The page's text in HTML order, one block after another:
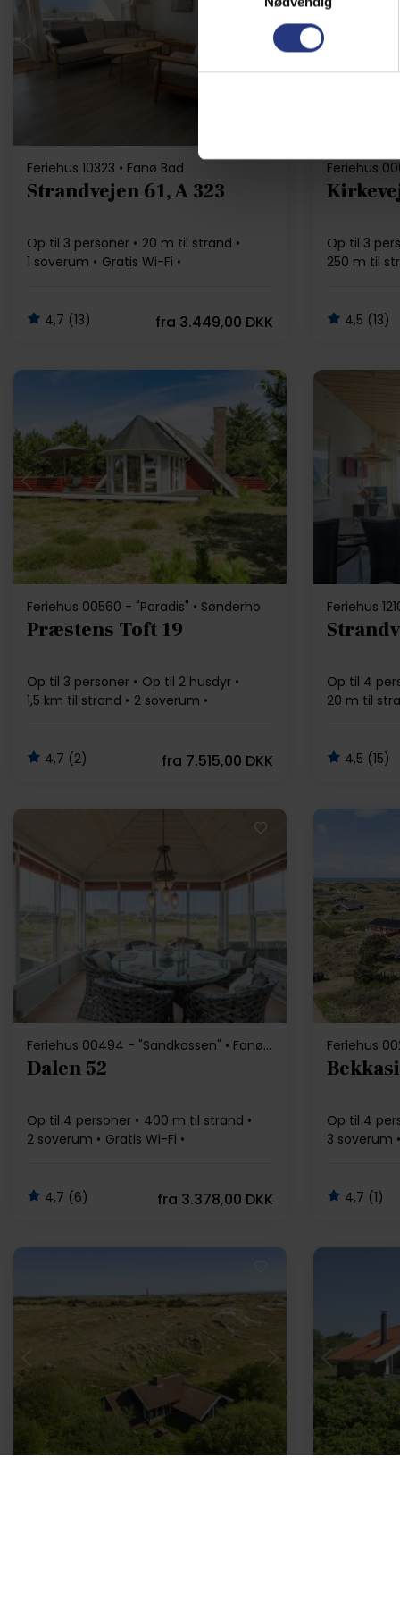
Indlæser...
Feriehus 10323 • Fanø Bad
Strandvejen 61, A 323
Op til 3 personer
20 m til strand
1 soverum
Gratis Wi-Fi
4,7 (13) fra 3.449,00 DKK
Feriehus
Op til 3
250 m til
4,5 (13)
Indlæser...
Feriehus 00560 - "Paradis" • Sønderho
Præstens Toft 19
Op til 3 personer
Op til 2 husdyr
1,5 km til strand
2 soverum
4,7 (2) fra 7.515,00 DKK
Feriehus
Op til 4
20 m til
4,5 (15)
Indlæser...
Feriehus 00494 - "Sandkassen" • Fanø Bad
Dalen 52
Op til 4 personer
400 m til strand
2 soverum
Gratis Wi-Fi
4,7 (6) fra 3.378,00 DKK
Feriehus
Op til 4
3 soverum
4,7 (1)
Indlæser...